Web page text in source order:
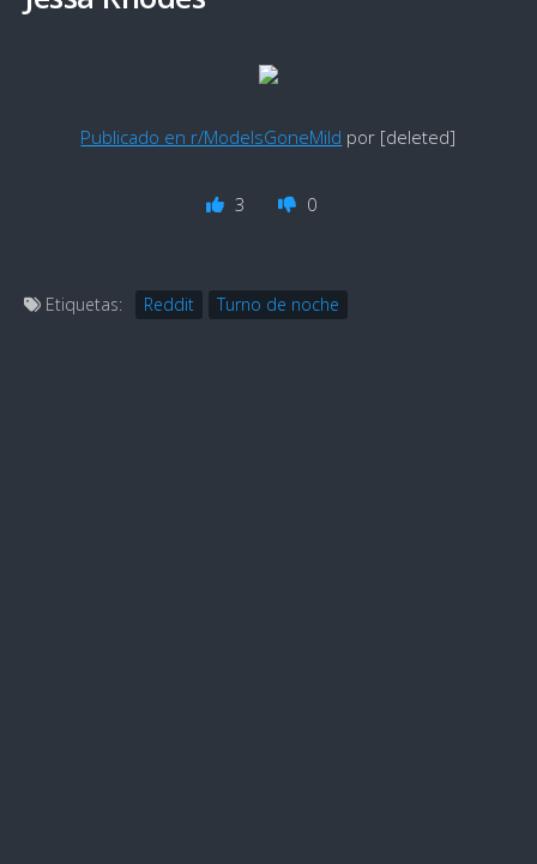
Publicado en r/ModelsGoneMild por [deleted]
3 0
Etiquetas: Reddit Turno de noche